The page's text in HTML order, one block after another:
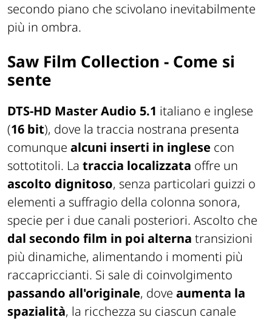
secondo piano che scivolano inevitabilmente
più in ombra.
Saw Film Collection - Come si
sente
DTS-HD Master Audio 5.1 italiano e inglese
(16 bit), dove la traccia nostrana presenta
comunque alcuni inserti in inglese con
sottotitoli. La traccia localizzata offre un
ascolto dignitoso, senza particolari guizzi o
elementi a suffragio della colonna sonora,
specie per i due canali posteriori. Ascolto che
dal secondo film in poi alterna transizioni
più dinamiche, alimentando i momenti più
raccapriccianti. Si sale di coinvolgimento
passando all'originale, dove aumenta la
spazialità, la ricchezza su ciascun canale